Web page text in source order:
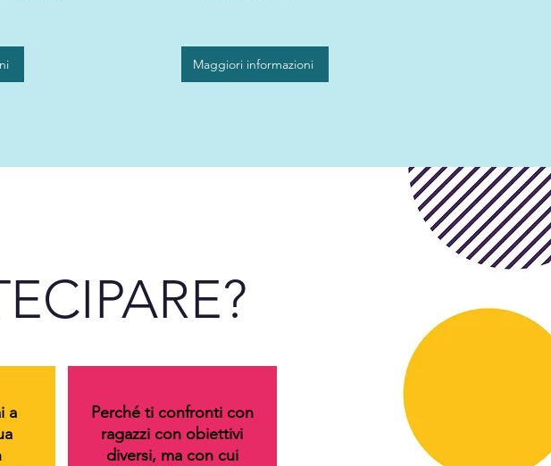
Maggiori informazioni
a
Perché ti confronti con
ragazzi con obiettivi
diversi, ma con cui